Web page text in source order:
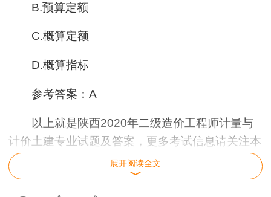
B.预算定额
C.概算定额
D.概算指标
参考答案：A
以上就是陕西2020年二级造价工程师计量与
计价土建专业试题及答案，更多考试信息请关注本
网站二级造价师历年试题频道。
展开阅读全文